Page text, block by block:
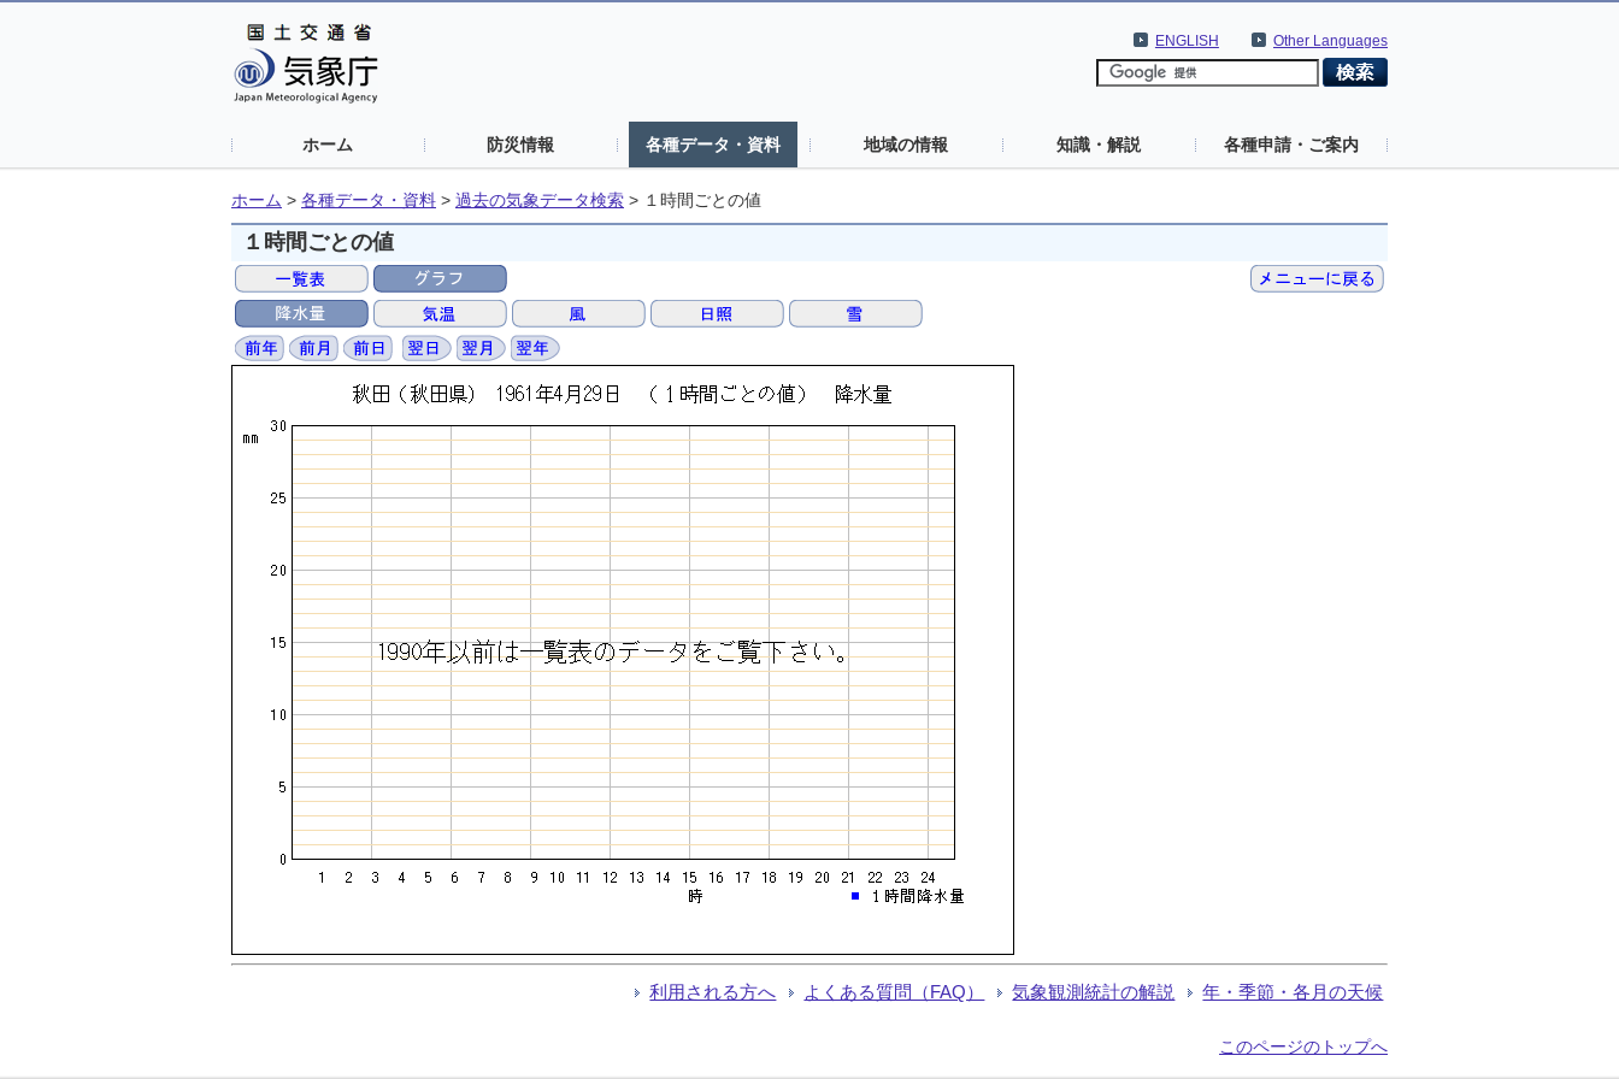
Other Languages
ENGLISH
ホーム 防災情報 各種データ・資料 地域の情報 知識・解説 各種申請・ご案内
ホーム > 各種データ・資料 > 過去の気象データ検索 > １時間ごとの値
１時間ごとの値
利用される方へ よくある質問（FAQ） 気象観測統計の解説 年・季節・各月の天候
このページのトップへ